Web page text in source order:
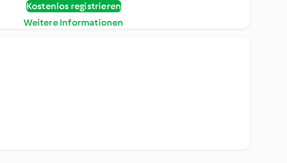
Kostenlos registrieren
Weitere Informationen